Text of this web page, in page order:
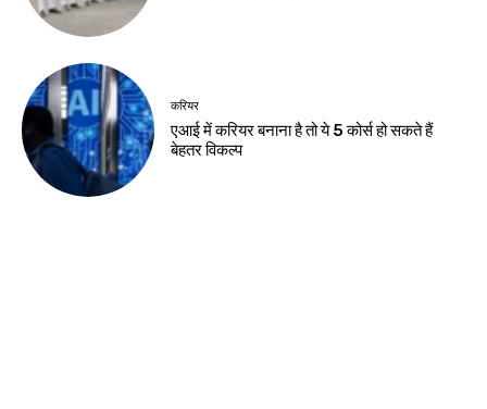
नवीनतम लेख
आदिवासी महोत्सव पर ट्रैफिक एडवाइजरी, कई मार्गों
पर रोक